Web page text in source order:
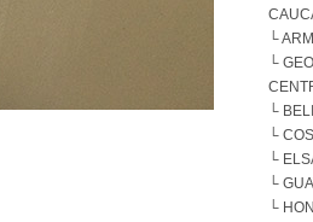
└
└
└
└
└
└
└